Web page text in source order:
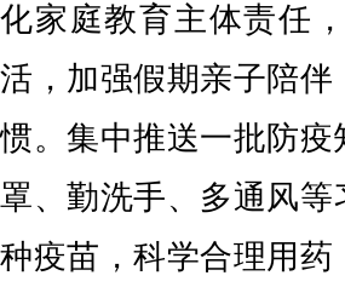
化家庭教育主体责任
活，加强假期亲子陪
惯。集中推送一批防
罩、勤洗手、多通风
种疫苗，科学合理用